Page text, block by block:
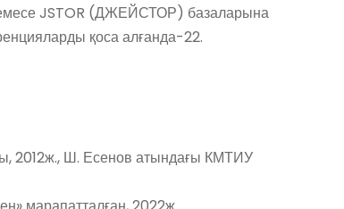
JSTOR (ДЖЕЙСТОР) базаларына
қоса алғанда-22.
2012ж., Ш. Есенов атындағы КМТИУ